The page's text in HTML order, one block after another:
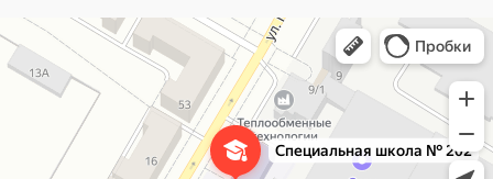
Специальная школа открытого типа № 202
Общеобразовательная школа в Озёрске